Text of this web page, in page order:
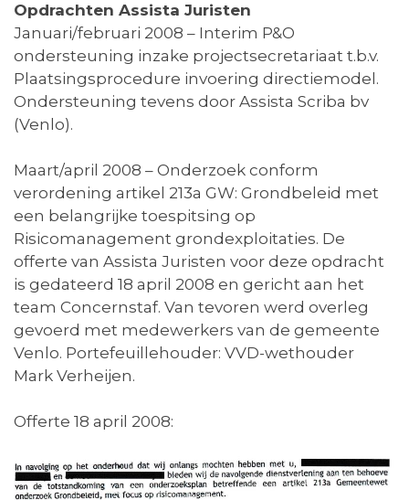
Opdrachten Assista Juristen
Januari/februari 2008 – Interim P&O
ondersteuning inzake projectsecretariaat t.b.v.
Plaatsingsprocedure invoering directiemodel.
Ondersteuning tevens door Assista Scriba bv
(Venlo).
Maart/april 2008 – Onderzoek conform
verordening artikel 213a GW: Grondbeleid met
een belangrijke toespitsing op
Risicomanagement grondexploitaties. De
offerte van Assista Juristen voor deze opdracht
is gedateerd 18 april 2008 en gericht aan het
team Concernstaf. Van tevoren werd overleg
gevoerd met medewerkers van de gemeente
Venlo. Portefeuillehouder: VVD-wethouder
Mark Verheijen.
Offerte 18 april 2008: